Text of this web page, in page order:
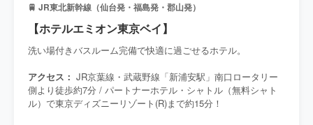
🚆 JR東北新幹線（仙台発・福島発・郡山発）
【ホテルエミオン東京ベイ】
洗い場付きバスルーム完備で快適に過ごせるホテル。
アクセス： JR京葉線・武蔵野線「新浦安駅」南口ロータリー
側より徒歩約7分 / パートナーホテル・シャトル（無料シャト
ル）で東京ディズニーリゾート(R)まで約15分！